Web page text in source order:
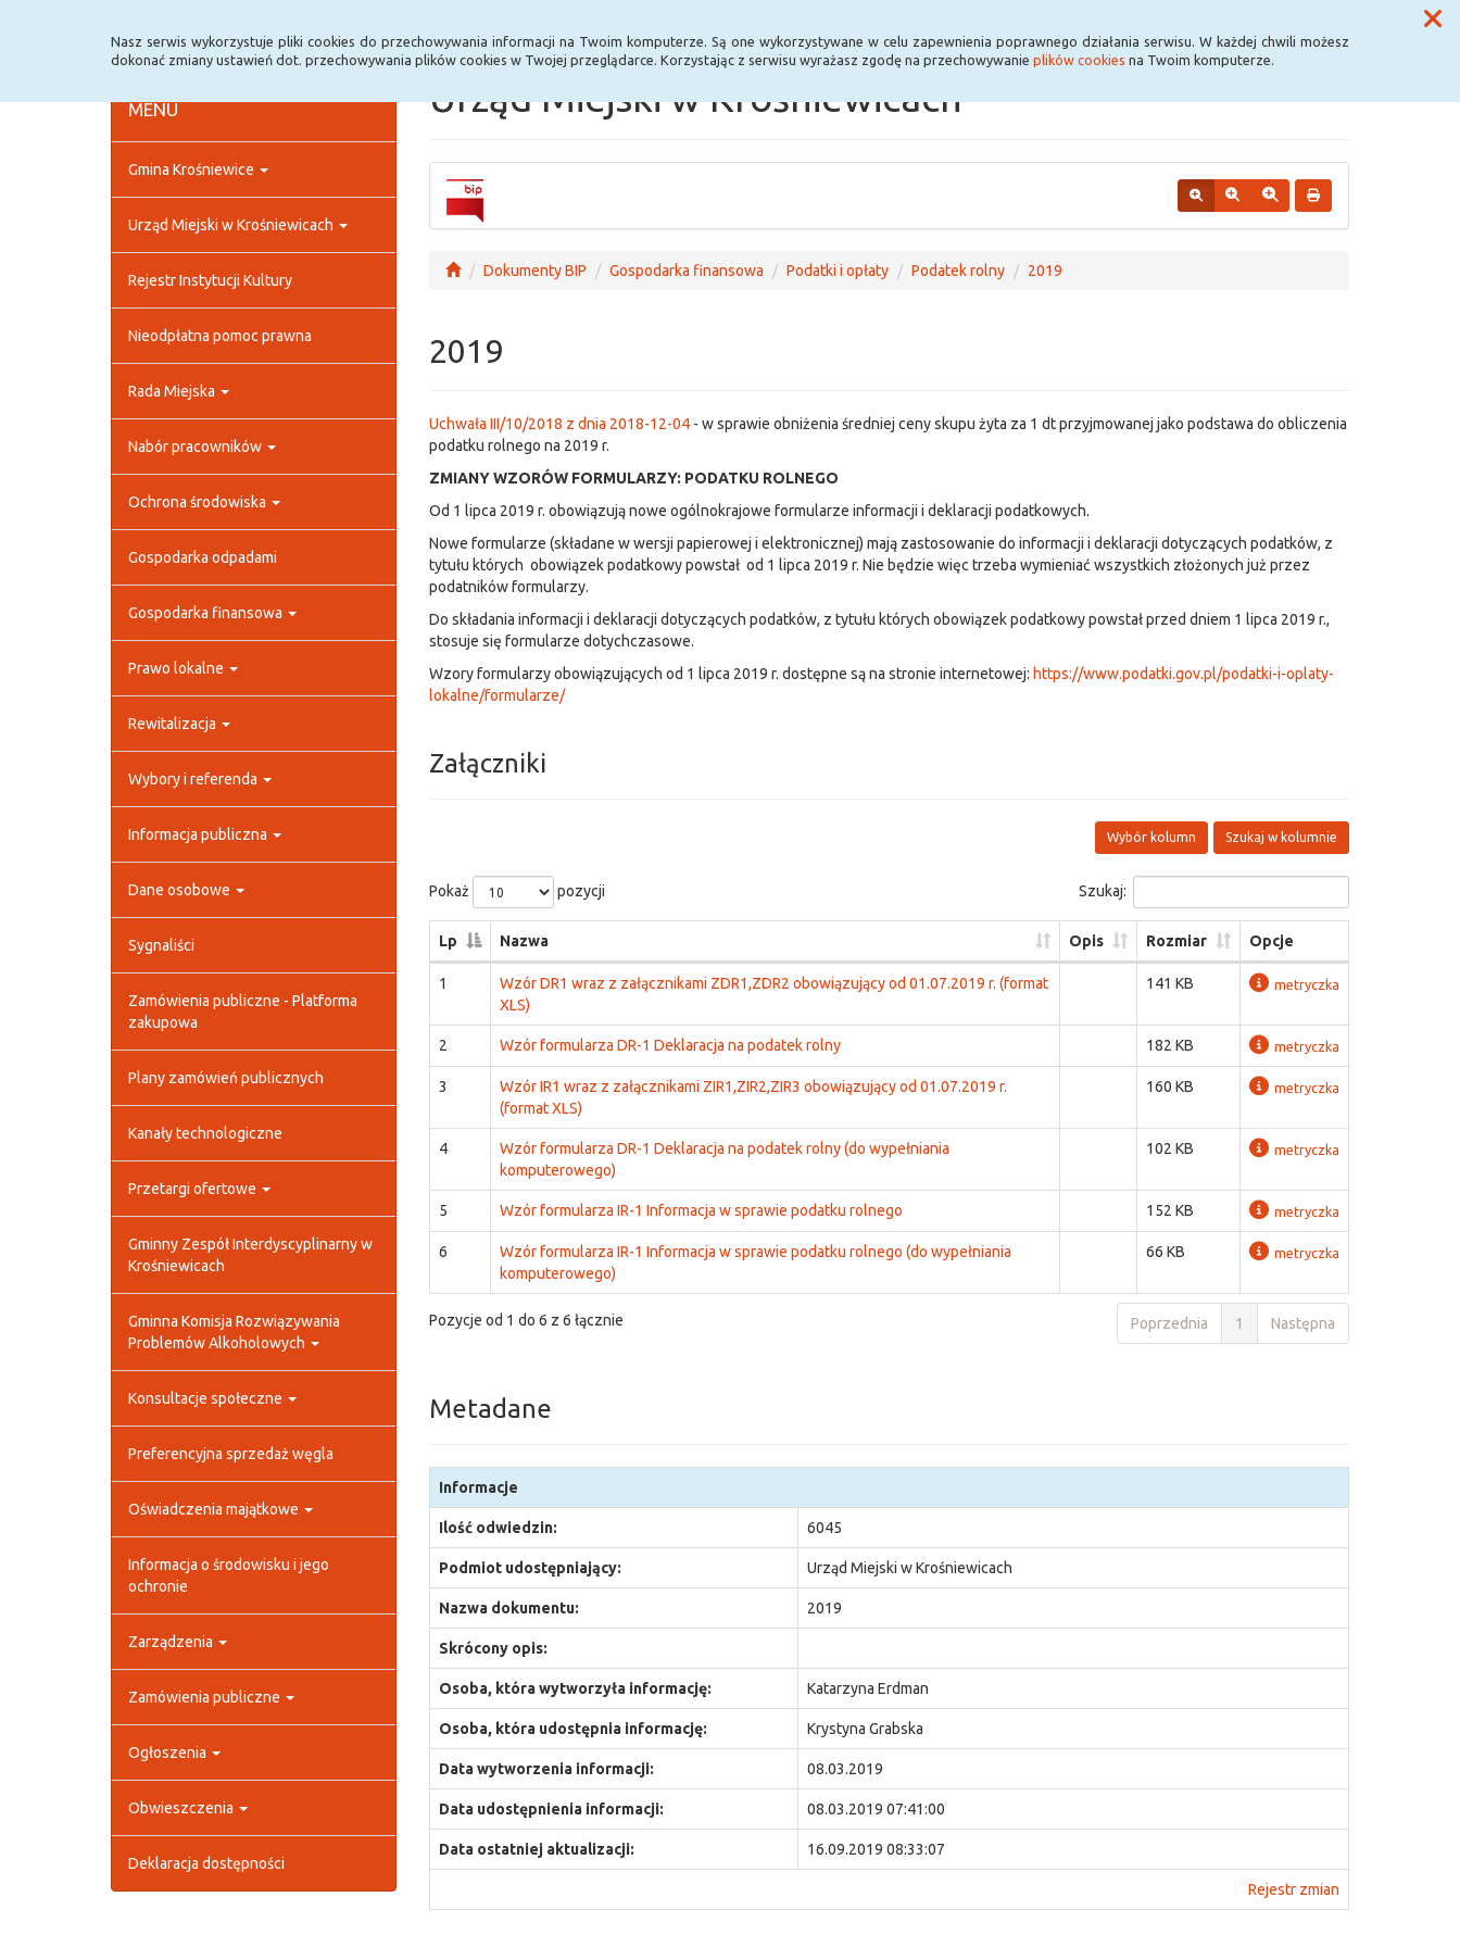
Nasz serwis wykorzystuje pliki cookies do przechowywania informacji na Twoim komputerze. Są one wykorzystywane w celu zapewnienia poprawnego działania serwisu. W każdej chwili możesz
dokonać zmiany ustawień dot. przechowywania plików cookies w Twojej przeglądarce. Korzystając z serwisu wyrażasz zgodę na przechowywanie plików cookies na Twoim komputerze.
MENU
Gmina Krośniewice
Urząd Miejski w Krośniewicach
Rejestr Instytucji Kultury
Nieodpłatna pomoc prawna
Rada Miejska
Nabór pracowników
Ochrona środowiska
Gospodarka odpadami
Gospodarka finansowa
Prawo lokalne
Rewitalizacja
Wybory i referenda
Informacja publiczna
Dane osobowe
Sygnaliści
Zamówienia publiczne - Platforma
zakupowa
Plany zamówień publicznych
Kanały technologiczne
Przetargi ofertowe
Gminny Zespół Interdyscyplinarny w
Krośniewicach
Gminna Komisja Rozwiązywania
Problemów Alkoholowych
Konsultacje społeczne
Preferencyjna sprzedaż węgla
Oświadczenia majątkowe
Informacja o środowisku i jego
ochronie
Zarządzenia
Zamówienia publiczne
Ogłoszenia
Obwieszczenia
Deklaracja dostępności
Urząd Miejski w Krośniewicach
Dokumenty BIP Gospodarka finansowa Podatki i opłaty Podatek rolny 2019
2019
Uchwała III/10/2018 z dnia 2018-12-04- w sprawie obniżenia średniej ceny skupu żyta za 1 dt przyjmowanej jako podstawa do obliczenia
podatku rolnego na 2019 r.
ZMIANY WZORÓW FORMULARZY: PODATKU ROLNEGO
Od 1 lipca 2019 r. obowiązują nowe ogólnokrajowe formularze informacji i deklaracji podatkowych.
Nowe formularze (składane w wersji papierowej i elektronicznej) mają zastosowanie do informacji i deklaracji dotyczących podatków, z
tytułu których obowiązek podatkowy powstał od 1 lipca 2019 r. Nie będzie więc trzeba wymieniać wszystkich złożonych już przez
podatników formularzy.
Do składania informacji i deklaracji dotyczących podatków, z tytułu których obowiązek podatkowy powstał przed dniem 1 lipca 2019 r.,
stosuje się formularze dotychczasowe.
Wzory formularzy obowiązujących od 1 lipca 2019 r. dostępne są na stronie internetowej: https://www.podatki.gov.pl/podatki-i-oplaty-
lokalne/formularze/
Załączniki
Szukaj w kolumnie
Wybór kolumn
Pokaż pozycji Szukaj:
Lp Nazwa Opis Rozmiar Opcje
1
Wzór DR1 wraz z załącznikami ZDR1,ZDR2 obowiązujący od 01.07.2019 r. (format
XLS)
141 KB metryczka
2 Wzór formularza DR-1 Deklaracja na podatek rolny 182 KB metryczka
3
Wzór IR1 wraz z załącznikami ZIR1,ZIR2,ZIR3 obowiązujący od 01.07.2019 r.
(format XLS)
160 KB metryczka
4
Wzór formularza DR-1 Deklaracja na podatek rolny (do wypełniania
komputerowego)
102 KB metryczka
5 Wzór formularza IR-1 Informacja w sprawie podatku rolnego 152 KB metryczka
6
Wzór formularza IR-1 Informacja w sprawie podatku rolnego (do wypełniania
komputerowego)
66 KB metryczka
Pozycje od 1 do 6 z 6 łącznie Poprzednia 1 Następna
Metadane
Informacje
Ilość odwiedzin: 6045
Podmiot udostępniający: Urząd Miejski w Krośniewicach
Nazwa dokumentu: 2019
Skrócony opis:
Osoba, która wytworzyła informację: Katarzyna Erdman
Osoba, która udostępnia informację: Krystyna Grabska
Data wytworzenia informacji: 08.03.2019
Data udostępnienia informacji: 08.03.2019 07:41:00
Data ostatniej aktualizacji: 16.09.2019 08:33:07
Rejestr zmian